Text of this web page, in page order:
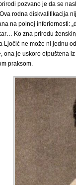
pozvano je da se
rodna diskvalifikacija
na polnoj inferiornosti:
Ko zna prirodu
Ljočić ne može ni jednu
ona je uskoro otpuštena
praksom.